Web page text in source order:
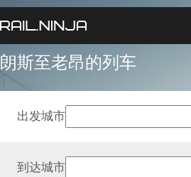
朗斯至老昂的列车
出发城市
到达城市